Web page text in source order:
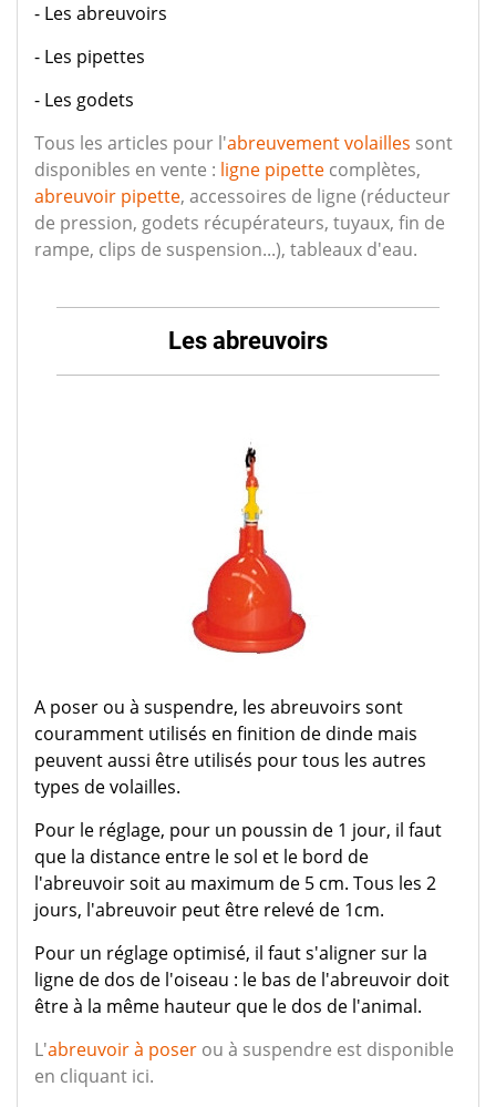
- Les abreuvoirs
- Les pipettes
- Les godets
Tous les articles pour l'abreuvement volailles sont
disponibles en vente : ligne pipette complètes,
abreuvoir pipette, accessoires de ligne (réducteur
de pression, godets récupérateurs, tuyaux, fin de
rampe, clips de suspension...), tableaux d'eau.
Les abreuvoirs
A poser ou à suspendre, les abreuvoirs sont
couramment utilisés en finition de dinde mais
peuvent aussi être utilisés pour tous les autres
types de volailles.
Pour le réglage, pour un poussin de 1 jour, il faut
que la distance entre le sol et le bord de
l'abreuvoir soit au maximum de 5 cm. Tous les 2
jours, l'abreuvoir peut être relevé de 1cm.
Pour un réglage optimisé, il faut s'aligner sur la
ligne de dos de l'oiseau : le bas de l'abreuvoir doit
être à la même hauteur que le dos de l'animal.
L'abreuvoir à poser ou à suspendre est disponible
en cliquant ici.